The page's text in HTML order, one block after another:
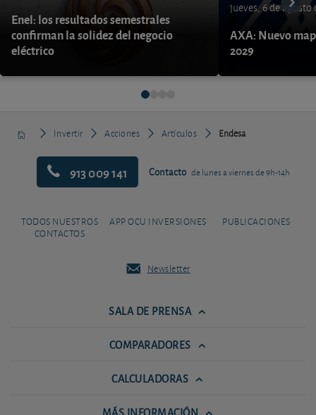
Enel: los resultados semestrales
confirman la solidez del negocio
eléctrico
jueves, 6 de agosto
AXA: Nuevo
2029
Invertir Acciones Artículos Endesa
913 009 141 Contacto de lunes a viernes de 9h-14h
TODOS NUESTROS
CONTACTOS
APP OCU INVERSIONES PUBLICACIONES
Newsletter
SALA DE PRENSA
COMPARADORES
CALCULADORAS
MÁS INFORMACIÓN